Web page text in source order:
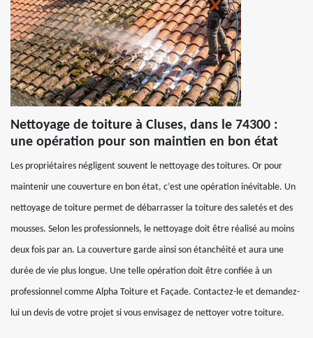
Nettoyage de toiture à Cluses, dans le 74300 :
une opération pour son maintien en bon état
Les propriétaires négligent souvent le nettoyage des toitures. Or pour
maintenir une couverture en bon état, c’est une opération inévitable. Un
nettoyage de toiture permet de débarrasser la toiture des saletés et des
mousses. Selon les professionnels, le nettoyage doit être réalisé au moins
deux fois par an. La couverture garde ainsi son étanchéité et aura une
durée de vie plus longue. Une telle opération doit être confiée à un
professionnel comme Alpha Toiture et Façade. Contactez-le et demandez-
lui un devis de votre projet si vous envisagez de nettoyer votre toiture.